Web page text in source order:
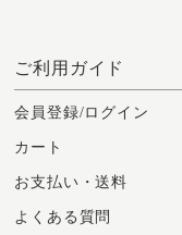
ご利用ガイド
会員登録/ログイン
カート
お支払い・送料
よくある質問